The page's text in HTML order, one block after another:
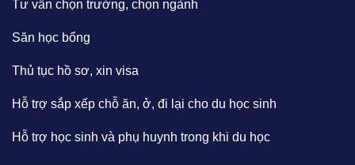
Tư vấn chọn trường, chọn ngành
Săn học bổng
Thủ tục hồ sơ, xin visa
Hỗ trợ sắp xếp chỗ ăn, ở, đi lại cho du học sinh
Hỗ trợ học sinh và phụ huynh trong khi du học